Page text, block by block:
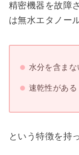
精密機器を故障
は無水エタノー
水分を含まな
速乾性がある
という特徴を持